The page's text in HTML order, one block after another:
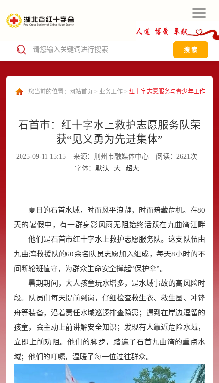
搜 索
您当前的位置： 网站首页 > 业务工作> 红十字志愿服务与青少年工作
石首市：红十字水上救护志愿服务队荣
获“见义勇为先进集体”
2025-09-11 15:15 来源：荆州市融媒体中心
阅读：2621次
字体： 默认 大 超大
夏日的石首水域，时而风平浪静，时而暗藏危机。在80
天的暑假中，有一群身影风雨无阻始终活跃在九曲湾江畔
——他们是石首市红十字水上救护志愿服务队。这支队伍由
九曲湾救援队的60余名队员志愿加入组成，每天8小时的不
间断轮班值守，为群众生命安全撑起“保护伞”。
暑期期间，大人孩童玩水增多，是水域事故的高风险时
段。队员们每天提前到岗，仔细检查救生衣、救生圈、冲锋
舟等装备，沿着责任水域巡逻排查隐患；遇到在岸边逗留的
孩童，会主动上前讲解安全知识；发现有人靠近危险水域，
立即上前劝阻。他们的脚步，踏遍了石首九曲湾的重点水
域；他们的叮嘱，温暖了每一位过往群众。